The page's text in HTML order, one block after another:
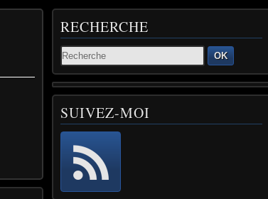
RECHERCHE
OK
SUIVEZ-MOI